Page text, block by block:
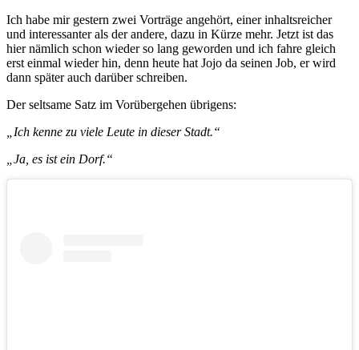
Ich habe mir gestern zwei Vorträge angehört, einer inhaltsreicher
und interessanter als der andere, dazu in Kürze mehr. Jetzt ist das
hier nämlich schon wieder so lang geworden und ich fahre gleich
erst einmal wieder hin, denn heute hat Jojo da seinen Job, er wird
dann später auch darüber schreiben.
Der seltsame Satz im Vorübergehen übrigens:
„Ich kenne zu viele Leute in dieser Stadt.“
„Ja, es ist ein Dorf.“